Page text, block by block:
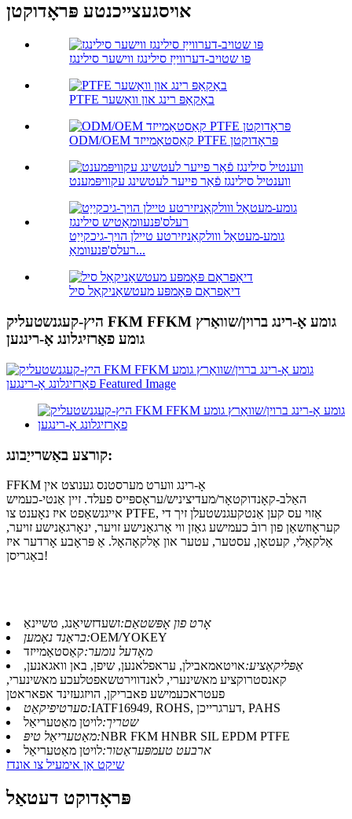
אויסגעצייכנטע פּראָדוקטן
פּו שטויב-דערווייַז סילינגז ווישער סילינגז
PTFE באַקאַפּ רינג און וואַשער
ODM/OEM קאַסטאַמייזד PTFE פּראָדוקטן
ווענטיל סילינגז פֿאַר פייער לעטשינג עקוויפּמענט
גומע-מעטאַל ווולקאַניזירטע טיילן הויך-גיכקייַט
רעלס'פּנעוומאַ...
דיאַפראַם פּאָמפּע מעטשאַניקאַל סיל
היץ-קעגנשטעליק FKM FFKM גומע אָ-רינג ברוין/שוואַרץ
גומע פאַרזיגלונג אָ-רינגען
קורצע באַשרייַבונג:
FFKM אָ-רינג ווערט מערסטנס גענוצט אין
האַלב-קאָנדוקטאָר/מעדיציניש/עראָספּייס פעלד. זיין אַנטי-כעמיש
אייגנשאַפט איז נאָענט צו PTFE, אַזוי עס קען אַנטקעגנשטעלן זיך די
קעראָוזשאַן פון רובֿ כעמישע גאַזן ווי אָרגאַנישע זויער, ינאָרגאַנישע זויער,
אַלקאַלי, קעטאָן, עסטער, עטער און אַלקאָהאָל. אַ פּראָבע אָרדער איז
באַגריסן!
אָרט פון אָפּשטאַם:זשעדזשיאַנג, טשיינאַ
בראַנד נאָמען:OEM/YOKEY
מאָדעל נומער:קאַסטאַמייזד
אַפּליקאַציע:אויטאמאבילן, עראפלאנען, שיפן, באן וואגאנען,
קאנסטרוקציע מאשינערי, לאנדווירטשאפטלעכע מאשינערי,
פעטראכעמישע פאבריקן, הויזגעזינד אפאראטן
סערטיפיקאַט:
IATF16949, ROHS, דערגרייכן, PAHS
שטריך:לויטן מאַטעריאַל
מאַטעריאַל טיפּ:NBR FKM HNBR SIL EPDM PTFE
ארבעט טעמפּעראַטור:לויטן מאַטעריאַל
שיקט אַן אימעיל צו אונדז
פּראָדוקט דעטאַל